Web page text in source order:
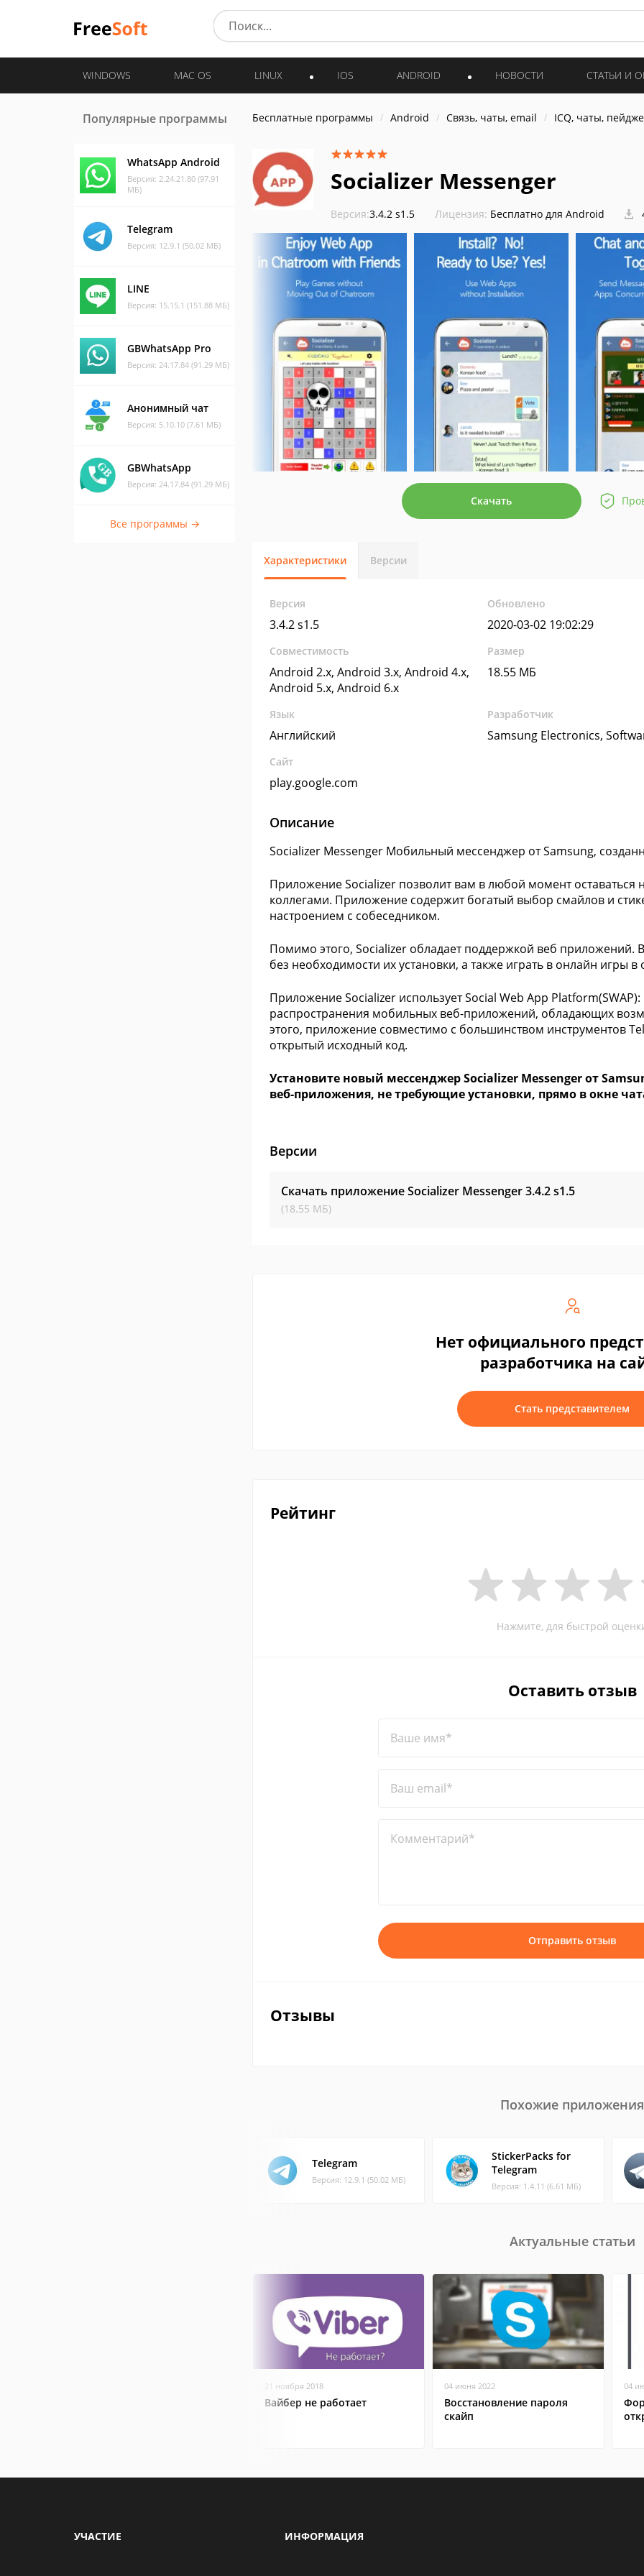
WINDOWS MAC OS LINUX IOS ANDROID НОВОСТИ СТАТЬИ И
Популярные программы
WhatsApp Android
Версия: 2.24.21.80 (97.91
МБ)
Telegram
Версия: 12.9.1 (50.02 МБ)
LINE
Версия: 15.15.1 (151.88 МБ)
GBWhatsApp Pro
Версия: 24.17.84 (91.29 МБ)
Анонимный чат
Версия: 5.10.10 (7.61 МБ)
GBWhatsApp
Версия: 24.17.84 (91.29 МБ)
Все программы →
Бесплатные программы Android Связь, чаты, email ICQ, чаты,
Socializer Messenger
Версия:3.4.2 s1.5 Лицензия: Бесплатно для Android
Скачать
Характеристики Версии
Версия
3.4.2 s1.5
Обновлено
2020-03-02 19:02:29
Совместимость
Android 2.x, Android 3.x, Android 4.x,
Android 5.x, Android 6.x
Размер
18.55 МБ
Язык
Английский
Разработчик
Samsung Electronics,
Сайт
play.google.com
Описание
Socializer Messenger Мобильный мессенджер от Samsung,
Приложение Socializer позволит вам в любой момент оставаться
коллегами. Приложение содержит богатый выбор смайлов и
настроением с собеседником.
Помимо этого, Socializer обладает поддержкой веб приложений.
без необходимости их установки, а также играть в онлайн игры
Приложение Socializer использует Social Web App
распространения мобильных веб-приложений, обладающих
этого, приложение совместимо с большинством инструментов
открытый исходный код.
Установите новый мессенджер Socializer Messenger от
веб-приложения, не требующие установки, прямо в окне
Версии
Скачать приложение Socializer Messenger3.4.2 s1.5
(18.55 МБ)
Нет официального
разработчика на
Стать представителем
Рейтинг
Нажмите, для быстрой
Оставить отзыв
Ваше имя*
Ваш email*
Комментарий*
Отправить отзыв
Отзывы
Похожие приложения
Telegram
Версия: 12.9.1 (50.02 МБ)
StickerPacks for
Telegram
Версия: 1.4.11 (6.61 МБ)
Актуальные статьи
21 ноября 2018
Вайбер не работает
04 июня 2022
Восстановление пароля
скайп
04
УЧАСТИЕ ИНФОРМАЦИЯ